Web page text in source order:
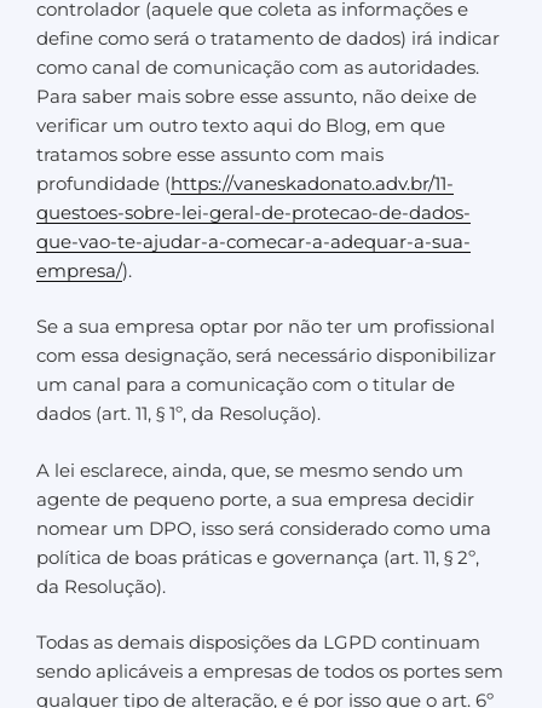
controlador (aquele que coleta as informações e
define como será o tratamento de dados) irá indicar
como canal de comunicação com as autoridades.
Para saber mais sobre esse assunto, não deixe de
verificar um outro texto aqui do Blog, em que
tratamos sobre esse assunto com mais
profundidade (https://vaneskadonato.adv.br/11-
questoes-sobre-lei-geral-de-protecao-de-dados-
que-vao-te-ajudar-a-comecar-a-adequar-a-sua-
empresa/).
Se a sua empresa optar por não ter um profissional
com essa designação, será necessário disponibilizar
um canal para a comunicação com o titular de
dados (art. 11, § 1º, da Resolução).
A lei esclarece, ainda, que, se mesmo sendo um
agente de pequeno porte, a sua empresa decidir
nomear um DPO, isso será considerado como uma
política de boas práticas e governança (art. 11, § 2º,
da Resolução).
Todas as demais disposições da LGPD continuam
sendo aplicáveis a empresas de todos os portes sem
qualquer tipo de alteração, e é por isso que o art. 6º